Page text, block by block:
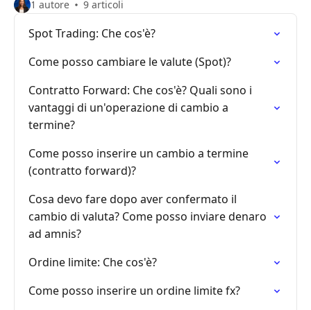
1 autore 9 articoli
Spot Trading: Che cos'è?
Come posso cambiare le valute (Spot)?
Contratto Forward: Che cos'è? Quali sono i
vantaggi di un'operazione di cambio a
termine?
Come posso inserire un cambio a termine
(contratto forward)?
Cosa devo fare dopo aver confermato il
cambio di valuta? Come posso inviare denaro
ad amnis?
Ordine limite: Che cos'è?
Come posso inserire un ordine limite fx?